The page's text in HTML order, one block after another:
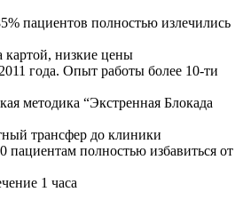
пациентов полностью излечились
картой, низкие цены
года. Опыт работы более 10-ти
методика “Экстренная Блокада
трансфер до клиники
пациентам полностью избавиться от
1 часа